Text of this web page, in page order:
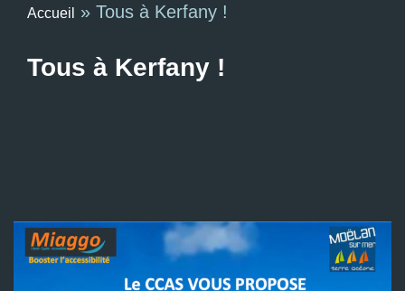
Accueil » Tous à Kerfany !
Tous à Kerfany !